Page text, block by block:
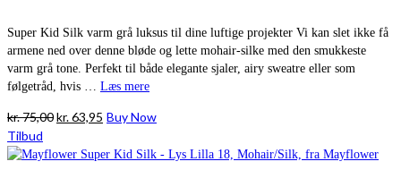
Super Kid Silk varm grå luksus til dine luftige projekter Vi kan slet ikke få
armene ned over denne bløde og lette mohair-silke med den smukkeste
varm grå tone. Perfekt til både elegante sjaler, airy sweatre eller som
følgetråd, hvis … Læs mere
kr.75,00Den
pris
kr.63,95 Den
pris
Buy Now
Tilbud